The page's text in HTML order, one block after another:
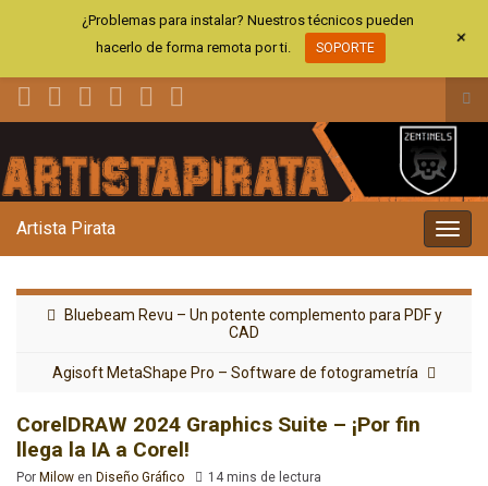
el
la
Artista Pirata
Bluebeam Revu – Un potente complemento para PDF y
CAD
Agisoft MetaShape Pro – Software de fotogrametría
CorelDRAW 2024 Graphics Suite – ¡Por fin
llega la IA a Corel!
Por Milow en Diseño Gráfico 14 mins de lectura
¿Problemas para instalar? Nuestros técnicos pueden
hacerlo de forma remota por ti.
SOPORTE +